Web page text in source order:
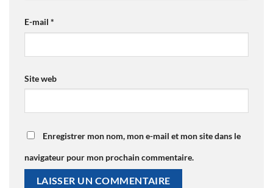
E-mail *
Site web
Enregistrer mon nom, mon e-mail et mon site dans le
navigateur pour mon prochain commentaire.